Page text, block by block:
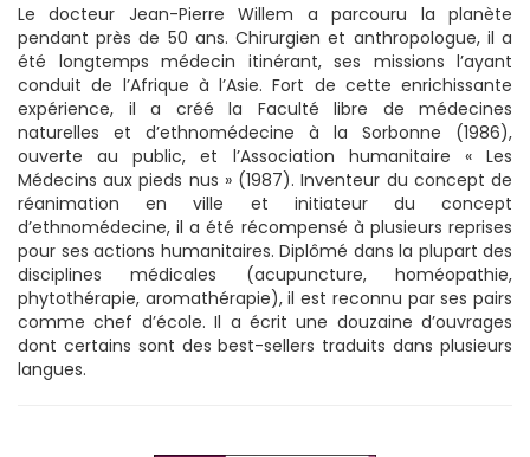
Le docteur Jean-Pierre Willem a parcouru la planète
pendant près de 50 ans. Chirurgien et anthropologue, il a
été longtemps médecin itinérant, ses missions l’ayant
conduit de l’Afrique à l’Asie. Fort de cette enrichissante
expérience, il a créé la Faculté libre de médecines
naturelles et d’ethnomédecine à la Sorbonne (1986),
ouverte au public, et l’Association humanitaire « Les
Médecins aux pieds nus » (1987). Inventeur du concept de
réanimation en ville et initiateur du concept
d’ethnomédecine, il a été récompensé à plusieurs reprises
pour ses actions humanitaires. Diplômé dans la plupart des
disciplines médicales (acupuncture, homéopathie,
phytothérapie, aromathérapie), il est reconnu par ses pairs
comme chef d’école. Il a écrit une douzaine d’ouvrages
dont certains sont des best-sellers traduits dans plusieurs
langues.